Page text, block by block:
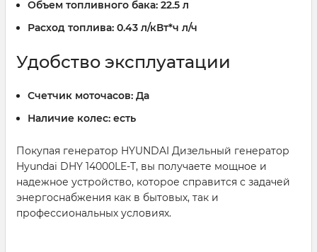
Объем топливного бака: 22.5 л
Расход топлива: 0.43 л/кВт*ч л/ч
Удобство эксплуатации
Счетчик моточасов: Да
Наличие колес: есть
Покупая генератор HYUNDAI Дизельный генератор
Hyundai DHY 14000LE-T, вы получаете мощное и
надежное устройство, которое справится с задачей
энергоснабжения как в бытовых, так и
профессиональных условиях.